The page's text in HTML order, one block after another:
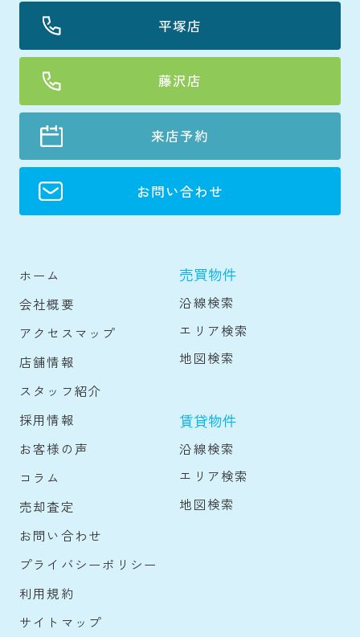
平塚店
藤沢店
来店予約
お問い合わせ
ホーム
会社概要
アクセスマップ
店舗情報
スタッフ紹介
採用情報
お客様の声
コラム
売却査定
お問い合わせ
プライバシーポリシー
利用規約
サイトマップ
売買物件
沿線検索
エリア検索
地図検索
賃貸物件
沿線検索
エリア検索
地図検索